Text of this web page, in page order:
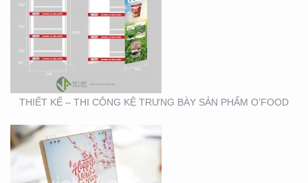
THIẾT KẾ – THI CÔNG KỆ TRƯNG BÀY SẢN PHẨM O’FOOD
THIẾT KẾ SẢN XUẤT
LỊCH TẾT KIM PHONG
THIẾT KẾ VÀ SẢN XUẤT